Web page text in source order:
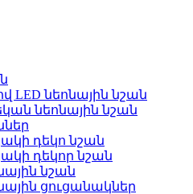
LED նեոնային նշան
նեոնային նշան
դեկո նշան
դեկոր նշան
նշան
ցուցանակներ